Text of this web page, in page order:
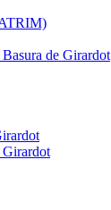
de Girardot